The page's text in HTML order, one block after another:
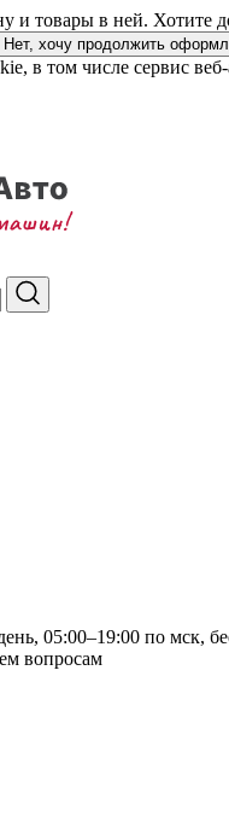
товары в ней. Хотите
Нет, хочу продолжить
в том числе сервис
05:00–19:00 по мск,
вопросам